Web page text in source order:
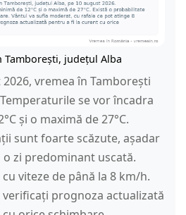
Tamborești, județul Alba
vremea în Tamborești
se vor încadra
și o maximă de 27°C.
sunt foarte scăzute, așadar
zi predominant uscată.
viteze de până la 8 km/h.
verificați prognoza actualizată